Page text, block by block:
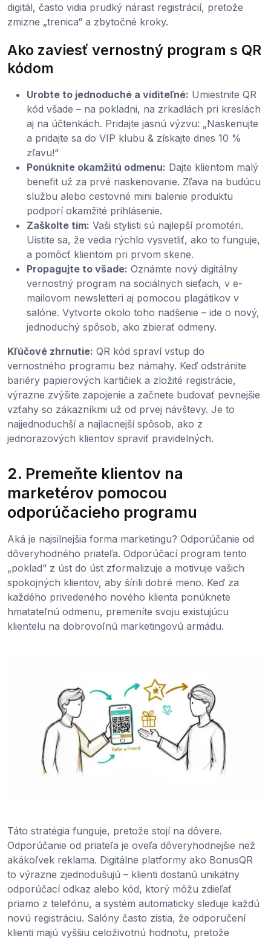
digitál, často vidia prudký nárast registrácií, pretože
zmizne „trenica“ a zbytočné kroky.
Ako zaviesť vernostný program s QR
kódom
Urobte to jednoduché a viditeľné: Umiestnite QR
kód všade – na pokladni, na zrkadlách pri kreslách
aj na účtenkách. Pridajte jasnú výzvu: „Naskenujte
a pridajte sa do VIP klubu & získajte dnes 10 %
zľavu!“
Ponúknite okamžitú odmenu: Dajte klientom malý
benefit už za prvé naskenovanie. Zľava na budúcu
službu alebo cestovné mini balenie produktu
podporí okamžité prihlásenie.
Zaškolte tím: Vaši stylisti sú najlepší promotéri.
Uistite sa, že vedia rýchlo vysvetliť, ako to funguje,
a pomôcť klientom pri prvom skene.
Propagujte to všade: Oznámte nový digitálny
vernostný program na sociálnych sieťach, v e-
mailovom newsletteri aj pomocou plagátikov v
salóne. Vytvorte okolo toho nadšenie – ide o nový,
jednoduchý spôsob, ako zbierať odmeny.
Kľúčové zhrnutie: QR kód spraví vstup do
vernostného programu bez námahy. Keď odstránite
bariéry papierových kartičiek a zložité registrácie,
výrazne zvýšite zapojenie a začnete budovať pevnejšie
vzťahy so zákazníkmi už od prvej návštevy. Je to
najjednoduchší a najlacnejší spôsob, ako z
jednorazových klientov spraviť pravidelných.
2. Premeňte klientov na
marketérov pomocou
odporúčacieho programu
Aká je najsilnejšia forma marketingu? Odporúčanie od
dôveryhodného priateľa. Odporúčací program tento
„poklad“ z úst do úst zformalizuje a motivuje vašich
spokojných klientov, aby šírili dobré meno. Keď za
každého privedeného nového klienta ponúknete
hmatateľnú odmenu, premeníte svoju existujúcu
klientelu na dobrovoľnú marketingovú armádu.
Táto stratégia funguje, pretože stojí na dôvere.
Odporúčanie od priateľa je oveľa dôveryhodnejšie než
akákoľvek reklama. Digitálne platformy ako BonusQR
to výrazne zjednodušujú – klienti dostanú unikátny
odporúčací odkaz alebo kód, ktorý môžu zdieľať
priamo z telefónu, a systém automaticky sleduje každú
novú registráciu. Salóny často zistia, že odporučení
klienti majú vyššiu celoživotnú hodnotu, pretože